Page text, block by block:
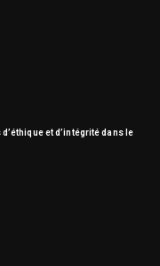
et d’intégrité dans le